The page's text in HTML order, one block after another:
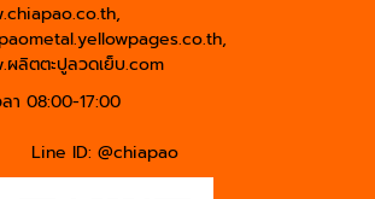
,
,
ลิตตะปูลวดเย็บ.com
ลา 08:00-17:00
Line ID: @chiapao